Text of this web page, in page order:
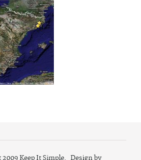
Keep It Simple. Design by